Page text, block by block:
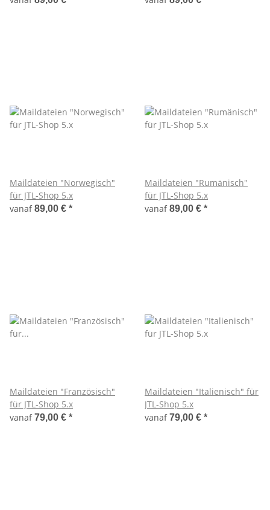
Maildateien "Norwegisch"
für JTL-Shop 5.x
vanaf89,00 € *
Maildateien "Rumänisch"
für JTL-Shop 5.x
vanaf89,00 € *
Maildateien "Französisch"
für JTL-Shop 5.x
vanaf79,00 € *
Maildateien "Italienisch" für
JTL-Shop 5.x
vanaf79,00 € *